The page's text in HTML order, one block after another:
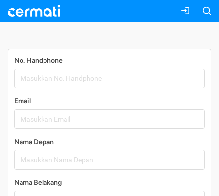
No. Handphone
Email
Nama Depan
Nama Belakang